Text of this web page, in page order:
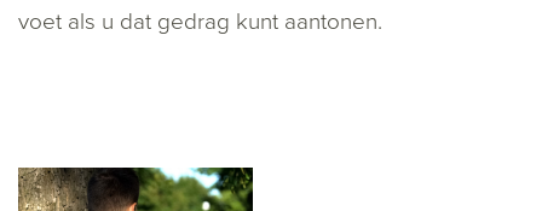
voet als u dat gedrag kunt aantonen.